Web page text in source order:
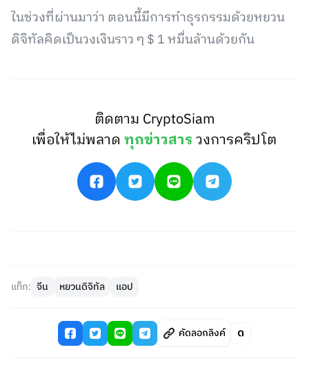
ในช่วงที่ผ่านมาว่า ตอนนี้มีการทำธุรกรรมด้วยหยวน
ดิจิทัลคิดเป็นวงเงินราว ๆ $ 1 หมื่นล้านด้วยกัน
ติดตาม CryptoSiam
เพื่อให้ไม่พลาดทุกข่าวสารวงการคริปโต
แท็ก: จีน หยวนดิจิทัล แอป
คัดลอกลิงค์